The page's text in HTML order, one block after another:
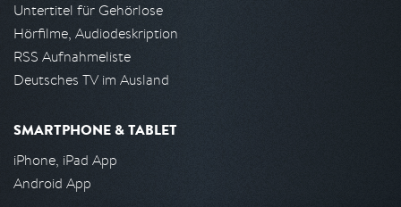
Untertitel für Gehörlose
Hörfilme, Audiodeskription
RSS Aufnahmeliste
Deutsches TV im Ausland
SMARTPHONE & TABLET
iPhone, iPad App
Android App